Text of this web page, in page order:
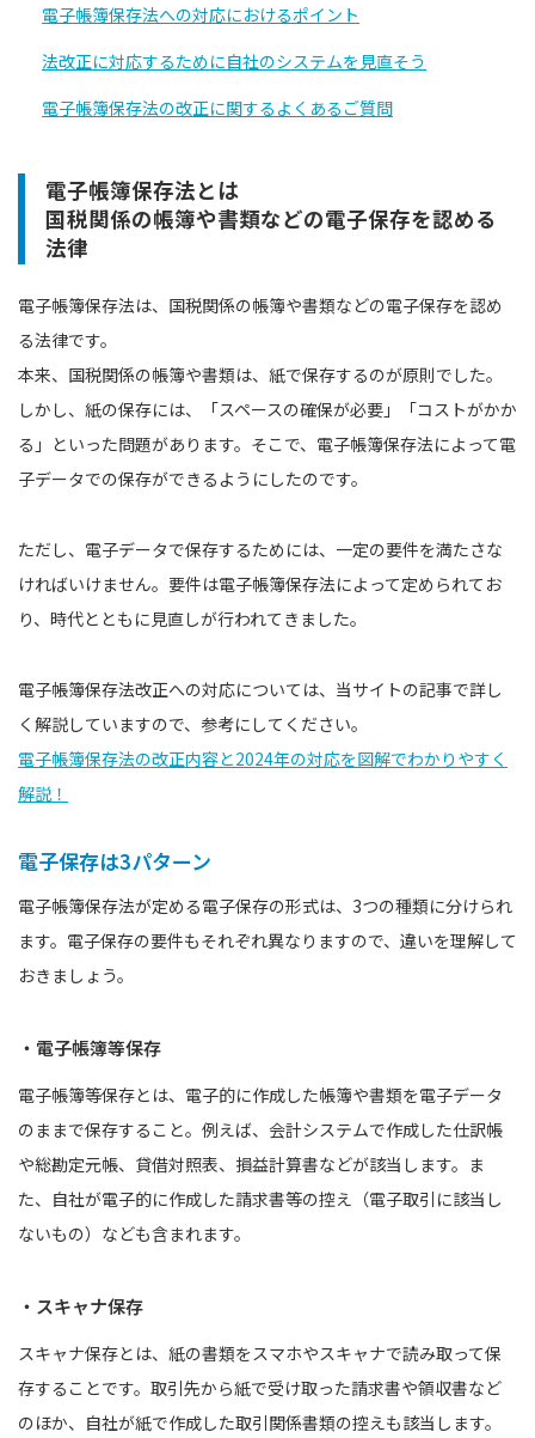
電子帳簿保存法への対応におけるポイント
法改正に対応するために自社のシステムを見直そう
電子帳簿保存法の改正に関するよくあるご質問
電子帳簿保存法とは
国税関係の帳簿や書類などの電子保存を認める
法律
電子帳簿保存法は、国税関係の帳簿や書類などの電子保存を認め
る法律です。
本来、国税関係の帳簿や書類は、紙で保存するのが原則でした。
しかし、紙の保存には、「スペースの確保が必要」「コストがかか
る」といった問題があります。そこで、電子帳簿保存法によって電
子データでの保存ができるようにしたのです。
ただし、電子データで保存するためには、一定の要件を満たさな
ければいけません。要件は電子帳簿保存法によって定められてお
り、時代とともに見直しが行われてきました。
電子帳簿保存法改正への対応については、当サイトの記事で詳し
く解説していますので、参考にしてください。
電子帳簿保存法の改正内容と2024年の対応を図解でわかりやすく
解説！
電子保存は3パターン
電子帳簿保存法が定める電子保存の形式は、3つの種類に分けられ
ます。電子保存の要件もそれぞれ異なりますので、違いを理解して
おきましょう。
・電子帳簿等保存
電子帳簿等保存とは、電子的に作成した帳簿や書類を電子データ
のままで保存すること。例えば、会計システムで作成した仕訳帳
や総勘定元帳、貸借対照表、損益計算書などが該当します。ま
た、自社が電子的に作成した請求書等の控え（電子取引に該当し
ないもの）なども含まれます。
・スキャナ保存
スキャナ保存とは、紙の書類をスマホやスキャナで読み取って保
存することです。取引先から紙で受け取った請求書や領収書など
のほか、自社が紙で作成した取引関係書類の控えも該当します。